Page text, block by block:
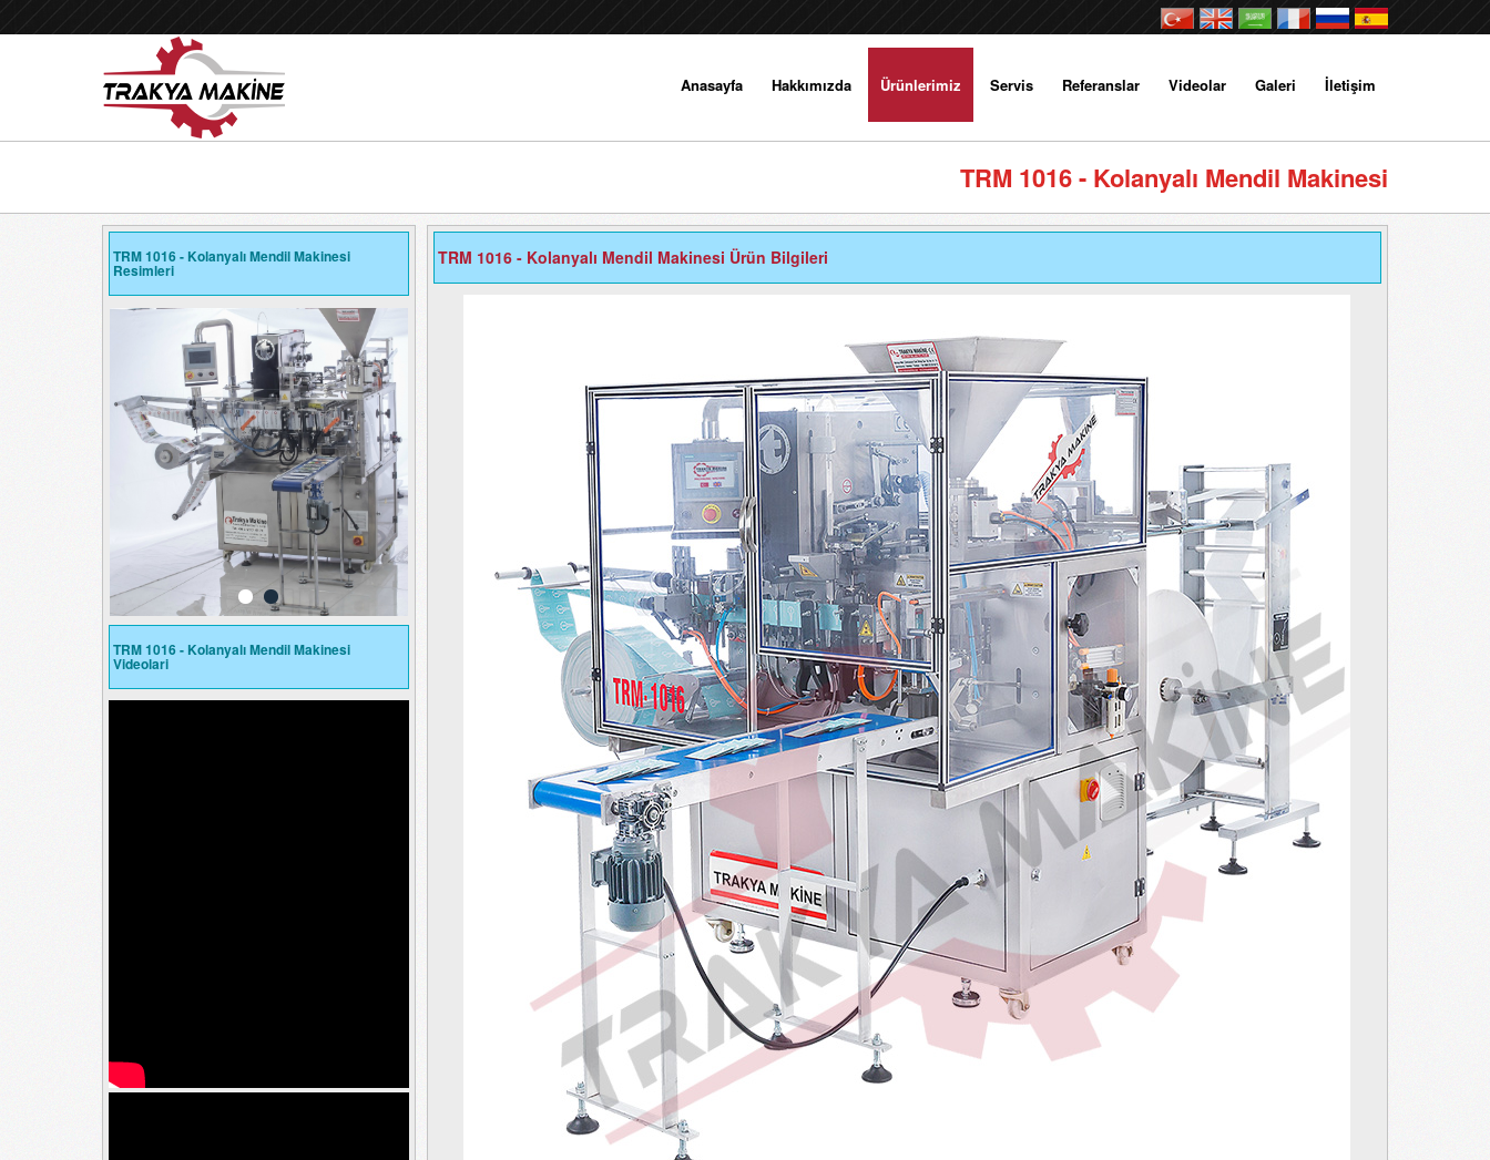
Anasayfa Hakkımızda Ürünlerimiz Servis Referanslar Videolar Galeri İletişim
TRM 1016 - Kolanyalı Mendil Makinesi
TRM 1016 - Kolanyalı Mendil Makinesi Ürün Bilgileri
TRM 1016 - Kolanyalı Mendil Makinesi
Resimleri
TRM 1016 - Kolanyalı Mendil Makinesi
Videolari